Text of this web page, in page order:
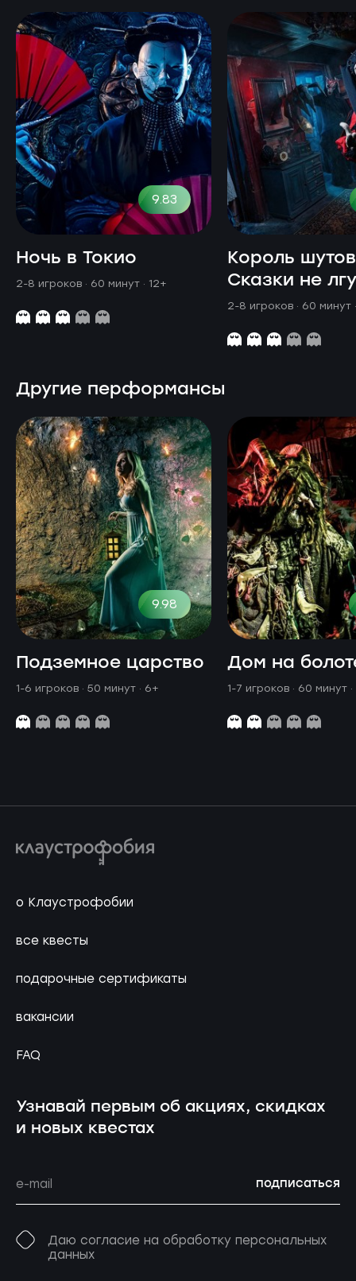
9.83
Ночь в Токио
2-8 игроков · 60 минут · 12+
Король
Сказки не
2-8 игроков · 60 минут
Другие перформансы
9.98
Подземное царство
1-6 игроков · 50 минут · 6+
Дом на
1-7 игроков · 60 минут
о Клаустрофобии
все квесты
подарочные сертификаты
вакансии
FAQ
Узнавай первым об акциях, скидках
и новых квестах
подписаться
Даю согласие на обработку персональных
данных